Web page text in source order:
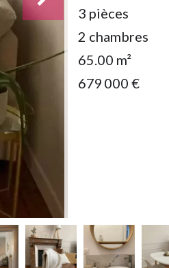
3 pièces
2 chambres
65.00 m²
679 000 €